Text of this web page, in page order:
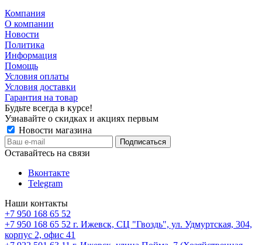
Компания
О компании
Новости
Политика
Информация
Помощь
Условия оплаты
Условия доставки
Гарантия на товар
Будьте всегда в курсе!
Узнавайте о скидках и акциях первым
Новости магазина
Оставайтесь на связи
Вконтакте
Telegram
Наши контакты
+7 950 168 65 52
+7 950 168 65 52 г. Ижевск, СЦ "Гвоздь", ул. Удмуртская, 304,
корпус 2, офис 41